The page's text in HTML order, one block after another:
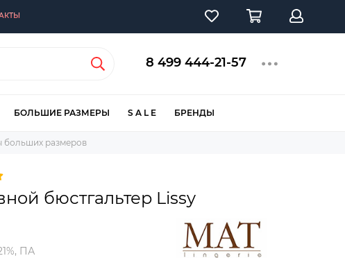
8 499 444-21-57
БОЛЬШИЕ РАЗМЕРЫ S A L E БРЕНДЫ
больших размеров
бюстгальтер Lissy
ПА